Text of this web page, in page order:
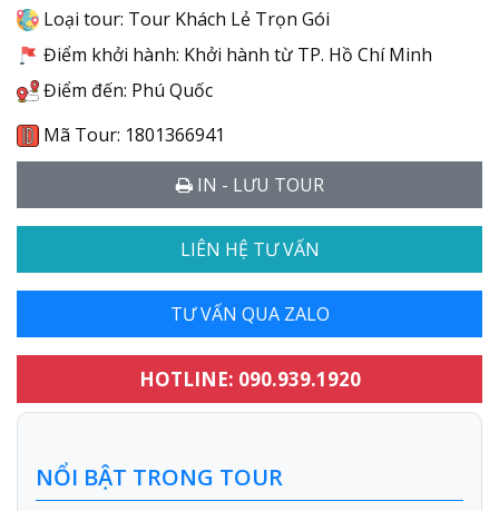
Loại tour: Tour Khách Lẻ Trọn Gói
Điểm khởi hành: Khởi hành từ TP. Hồ Chí Minh
Điểm đến: Phú Quốc
Mã Tour: 1801366941
IN - LƯU TOUR
LIÊN HỆ TƯ VẤN
TƯ VẤN QUA ZALO
HOTLINE: 090.939.1920
NỔI BẬT TRONG TOUR